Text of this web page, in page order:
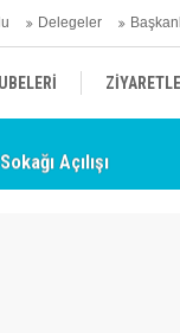
Delegeler
KENDİNİ
Açılışı